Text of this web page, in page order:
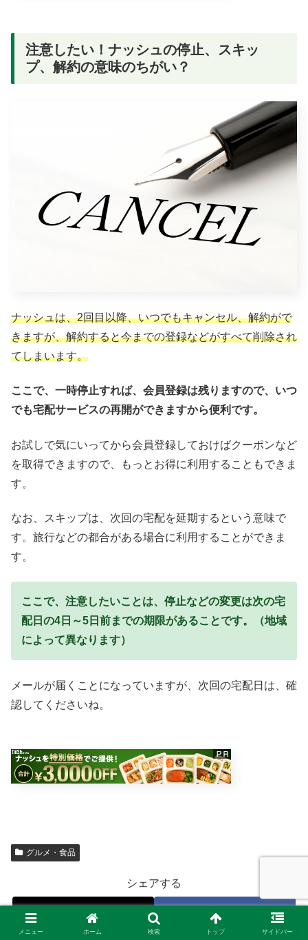
注意したい！ナッシュの停止、スキッ
プ、解約の意味のちがい？
ナッシュは、2回目以降、いつでもキャンセル、解約がで
きますが、解約すると今までの登録などがすべて削除され
てしまいます。
ここで、一時停止すれば、会員登録は残りますので、 いつ
でも宅配サービスの再開ができますから便利です。
お試しで気にいってから会員登録しておけばクーポンなど
を取得できますので、もっとお得に利用することもできま
す。
なお、スキップは、次回の宅配を延期するという意味で
す。旅行などの都合がある場合に利用することができま
す。
ここで、注意したいことは、停止などの変更は次の宅
配日の4日～5日前までの期限があることです。（地域
によって異なります）
メールが届くことになっていますが、次回の宅配日は、確
認してくださいね。
グルメ・食品
シェアする
X Facebook
メニュー ホーム 検索 トップ サイドバー